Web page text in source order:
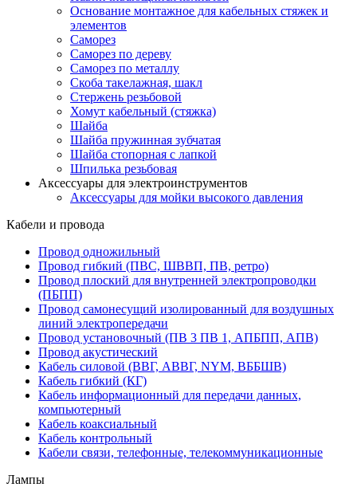
Основание монтажное для кабельных стяжек и
элементов
Саморез
Саморез по дереву
Саморез по металлу
Скоба такелажная, шакл
Стержень резьбовой
Хомут кабельный (стяжка)
Шайба
Шайба пружинная зубчатая
Шайба стопорная с лапкой
Шпилька резьбовая
Аксессуары для электроинструментов
Аксессуары для мойки высокого давления
Кабели и провода
Провод одножильный
Провод гибкий (ПВС, ШВВП, ПВ, ретро)
Провод плоский для внутренней электропроводки
(ПБПП)
Провод самонесущий изолированный для воздушных
линий электропередачи
Провод установочный (ПВ 3 ПВ 1, АПБПП, АПВ)
Провод акустический
Кабель силовой (ВВГ, АВВГ, NYM, ВББШВ)
Кабель гибкий (КГ)
Кабель информационный для передачи данных,
компьютерный
Кабель коаксиальный
Кабель контрольный
Кабели связи, телефонные, телекоммуникационные
Лампы